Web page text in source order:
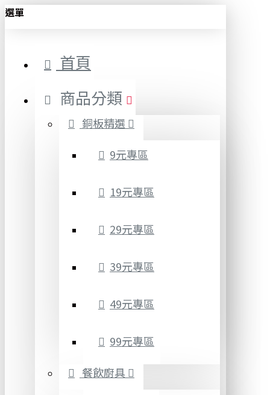
選單
首頁
商品分類
銅板精選
9元專區
19元專區
29元專區
39元專區
49元專區
99元專區
餐飲廚具